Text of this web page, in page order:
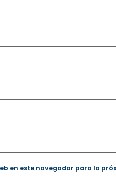
en este navegador para la